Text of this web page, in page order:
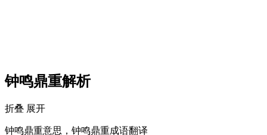
钟鸣鼎重解析
折叠 展开
钟鸣鼎重意思，钟鸣鼎重成语翻译